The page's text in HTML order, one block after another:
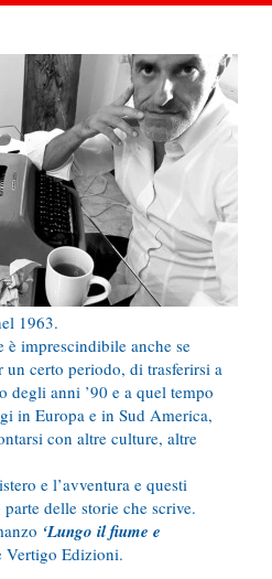
1963.
è imprescindibile anche se
certo periodo, di trasferirsi a
degli anni ’90 e a quel tempo
in Europa e in Sud America,
con altre culture, altre
e l’avventura e questi
delle storie che scrive.
‘Lungo il fiume e
Vertigo Edizioni.